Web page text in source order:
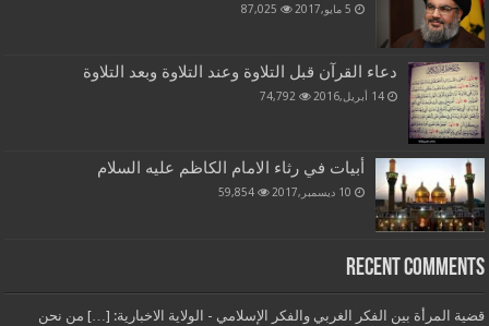
5 مايو,2017 87,025
دعاء القرآن قبل التلاوة وعند التلاوة وبعد التلاوة
14 أبريل,2016 74,792
أبيات في رثاء الامام الكاظم عليه السلام
10 ديسمبر,2017 59,854
Recent Comments
قضية المرأة بين الفكر الغربي والفكر الإسلامي - الولاية الاخبارية: […] من نحن